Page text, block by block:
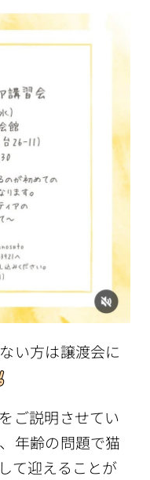
い方は譲渡会に
ご説明させてい
年齢の問題で猫
て迎えることが